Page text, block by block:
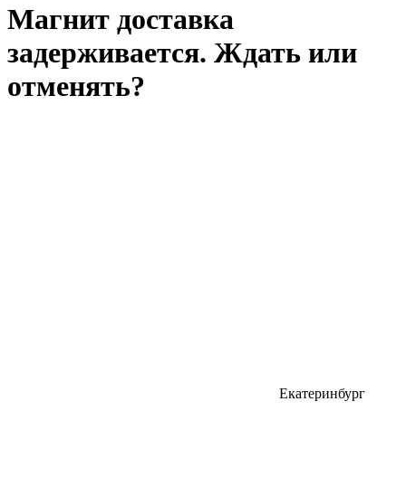
Магнит доставка
задерживается. Ждать или
отменять?
Екатеринбург